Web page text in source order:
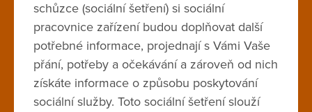
schůzce (sociální šetření) si sociální
pracovnice zařízení budou doplňovat další
potřebné informace, projednají s Vámi Vaše
přání, potřeby a očekávání a zároveň od nich
získáte informace o způsobu poskytování
sociální služby. Toto sociální šetření slouží